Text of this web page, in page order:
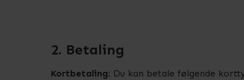
2. Betaling
Kortbetaling: Du kan betale følgende